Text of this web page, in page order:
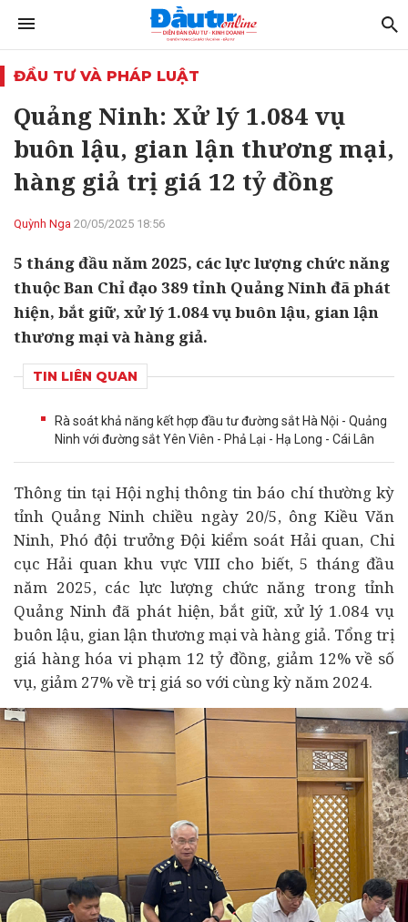
ĐẦU TƯ VÀ PHÁP LUẬT
Quảng Ninh: Xử lý 1.084 vụ
buôn lậu, gian lận thương mại,
hàng giả trị giá 12 tỷ đồng
Quỳnh Nga 20/05/2025 18:56
5 tháng đầu năm 2025, các lực lượng chức năng
thuộc Ban Chỉ đạo 389 tỉnh Quảng Ninh đã phát
hiện, bắt giữ, xử lý 1.084 vụ buôn lậu, gian lận
thương mại và hàng giả.
TIN LIÊN QUAN
Rà soát khả năng kết hợp đầu tư đường sắt Hà Nội - Quảng
Ninh với đường sắt Yên Viên - Phả Lại - Hạ Long - Cái Lân
Thông tin tại Hội nghị thông tin báo chí thường kỳ
tỉnh Quảng Ninh chiều ngày 20/5, ông Kiều Văn
Ninh, Phó đội trưởng Đội kiểm soát Hải quan, Chi
cục Hải quan khu vực VIII cho biết, 5 tháng đầu
năm 2025, các lực lượng chức năng trong tỉnh
Quảng Ninh đã phát hiện, bắt giữ, xử lý 1.084 vụ
buôn lậu, gian lận thương mại và hàng giả. Tổng trị
giá hàng hóa vi phạm 12 tỷ đồng, giảm 12% về số
vụ, giảm 27% về trị giá so với cùng kỳ năm 2024.